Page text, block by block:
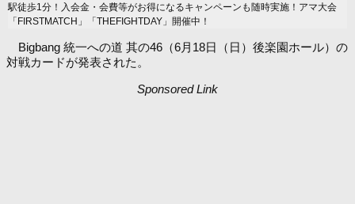
駅徒歩1分！入会金・会費等がお得になるキャンペーンも随時実施！アマ大会
「FIRSTMATCH」「THEFIGHTDAY」開催中！
Bigbang 統一への道 其の46（6月18日（日）後楽園ホール）の
対戦カードが発表された。
Sponsored Link